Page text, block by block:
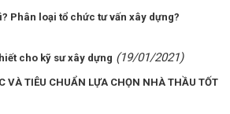
Phân loại tổ chức tư vấn xây dựng?
cho kỹ sư xây dựng (19/01/2021)
VÀ TIÊU CHUẨN LỰA CHỌN NHÀ THẦU TỐT